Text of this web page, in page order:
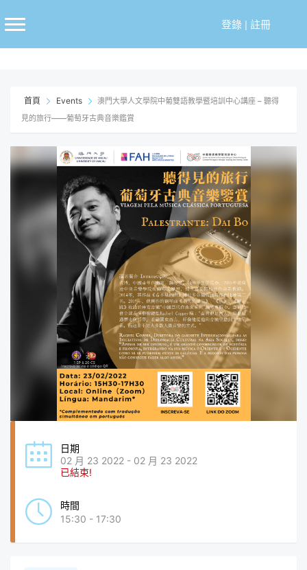
至
登錄| 註冊
首頁 Events
澳門大學人文學院中葡雙語教學暨培訓中心講座 – 聽得
見的旅行——葡萄牙古典音樂鑑賞
日期
02 月 23 2022 - 02 月 23 2022
已結束!
時間
15:30 - 17:30